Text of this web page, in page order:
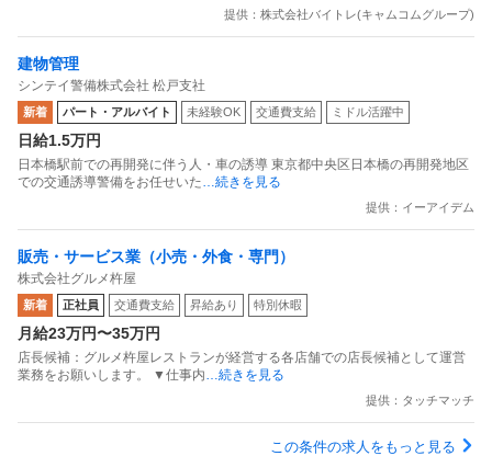
提供：株式会社バイトレ(キャムコムグループ)
建物管理
シンテイ警備株式会社 松戸支社
新着 パート・アルバイト 未経験OK 交通費支給 ミドル活躍中
日給1.5万円
日本橋駅前での再開発に伴う人・車の誘導 東京都中央区日本橋の再開発地区
での交通誘導警備をお任せいた …続きを見る
提供：イーアイデム
販売・サービス業（小売・外食・専門）
株式会社グルメ杵屋
新着 正社員 交通費支給 昇給あり 特別休暇
月給23万円〜35万円
店長候補：グルメ杵屋レストランが経営する各店舗での店長候補として運営
業務をお願いします。 ▼仕事内 …続きを見る
提供：タッチマッチ
この条件の求人をもっと見る